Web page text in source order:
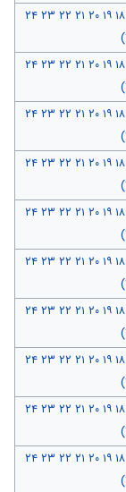
۱۸ ۱۹ ۲۰ ۲۱ ۲۲ ۲۳ ۲۴
۱۸ ۱۹ ۲۰ ۲۱ ۲۲ ۲۳ ۲۴
۱۸ ۱۹ ۲۰ ۲۱ ۲۲ ۲۳ ۲۴
۱۸ ۱۹ ۲۰ ۲۱ ۲۲ ۲۳ ۲۴
۱۸ ۱۹ ۲۰ ۲۱ ۲۲ ۲۳ ۲۴
۱۸ ۱۹ ۲۰ ۲۱ ۲۲ ۲۳ ۲۴
۱۸ ۱۹ ۲۰ ۲۱ ۲۲ ۲۳ ۲۴
۱۸ ۱۹ ۲۰ ۲۱ ۲۲ ۲۳ ۲۴
۱۸ ۱۹ ۲۰ ۲۱ ۲۲ ۲۳ ۲۴
۱۸ ۱۹ ۲۰ ۲۱ ۲۲ ۲۳ ۲۴